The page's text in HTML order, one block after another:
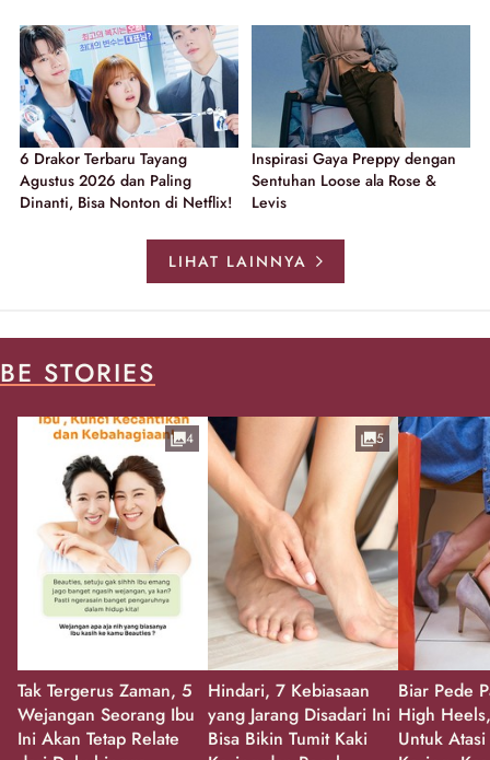
6 Drakor Terbaru Tayang
Agustus 2026 dan Paling
Dinanti, Bisa Nonton di Netflix!
Inspirasi Gaya Preppy dengan
Sentuhan Loose ala Rose &
Levis
LIHAT LAINNYA
BE STORIES
Tak Tergerus Zaman, 5
Wejangan Seorang Ibu
Ini Akan Tetap Relate
4
Hindari, 7 Kebiasaan
yang Jarang Disadari Ini
Bisa Bikin Tumit Kaki
5
Biar Pede
High
Untuk